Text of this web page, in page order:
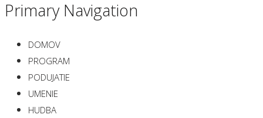
Primary Navigation
DOMOV
PROGRAM
PODUJATIE
UMENIE
HUDBA